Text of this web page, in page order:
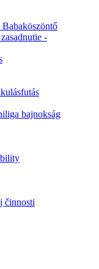
-
bajnokság
činnosti